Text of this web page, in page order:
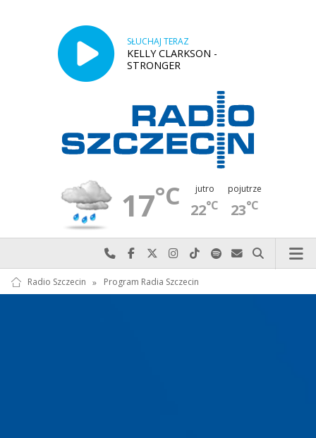
SŁUCHAJ TERAZ
KELLY CLARKSON -
STRONGER
17°C jutro
22°C
pojutrze
23°C
Najlepiej po prostu do nas zadzwoń
Odwiedź nas na Facebook-u
Odwiedź nas na X
Odwiedź nas na Instagram-ie
Odwiedź nas na TikTok-u
Szukaj nas na Spotify
Wyślij do nas
Szukaj
Radio Szczecin » Program Radia Szczecin